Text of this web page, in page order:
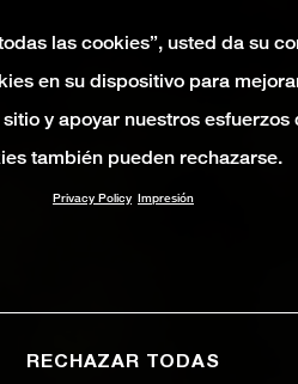
las cookies”, usted da su
en su dispositivo para
y apoyar nuestros esfuerzos
también pueden rechazarse.
Privacy Policy Impresión
RECHAZAR TODAS